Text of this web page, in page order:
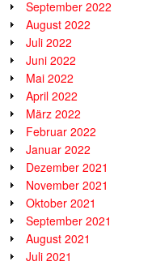
September 2022
August 2022
Juli 2022
Juni 2022
Mai 2022
April 2022
März 2022
Februar 2022
Januar 2022
Dezember 2021
November 2021
Oktober 2021
September 2021
August 2021
Juli 2021